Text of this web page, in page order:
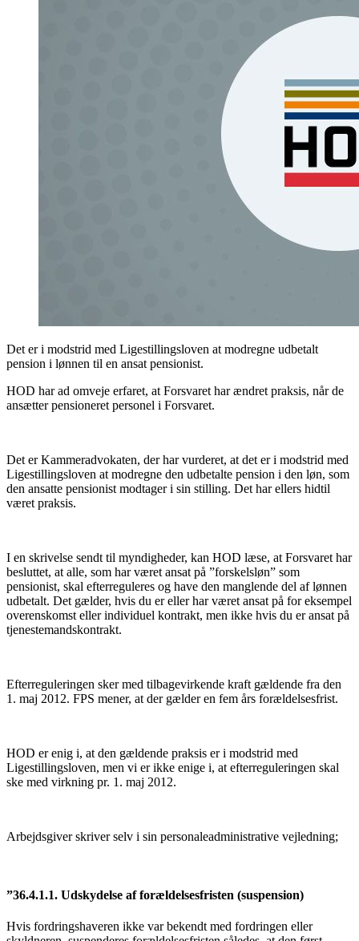
Det er i modstrid med Ligestillingsloven at modregne udbetalt
pension i lønnen til en ansat pensionist.
HOD har ad omveje erfaret, at Forsvaret har ændret praksis, når de
ansætter pensioneret personel i Forsvaret.
Det er Kammeradvokaten, der har vurderet, at det er i modstrid med
Ligestillingsloven at modregne den udbetalte pension i den løn, som
den ansatte pensionist modtager i sin stilling. Det har ellers hidtil
været praksis.
I en skrivelse sendt til myndigheder, kan HOD læse, at Forsvaret har
besluttet, at alle, som har været ansat på ”forskelsløn” som
pensionist, skal efterreguleres og have den manglende del af lønnen
udbetalt. Det gælder, hvis du er eller har været ansat på for eksempel
overenskomst eller individuel kontrakt, men ikke hvis du er ansat på
tjenestemandskontrakt.
Efterreguleringen sker med tilbagevirkende kraft gældende fra den
1. maj 2012. FPS mener, at der gælder en fem års forældelsesfrist.
HOD er enig i, at den gældende praksis er i modstrid med
Ligestillingsloven, men vi er ikke enige i, at efterreguleringen skal
ske med virkning pr. 1. maj 2012.
Arbejdsgiver skriver selv i sin personaleadministrative vejledning;
”36.4.1.1. Udskydelse af forældelsesfristen (suspension)
Hvis fordringshaveren ikke var bekendt med fordringen eller